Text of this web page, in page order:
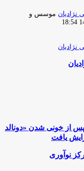
موسس و
از خونی شدن «دونالد
یافت